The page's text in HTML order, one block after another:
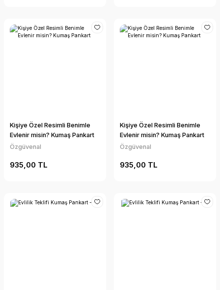
Kişiye Özel Resimli Benimle
Evlenir misin? Kumaş Pankart
Özgüvenal
935,00 TL
Kişiye Özel Resimli Benimle
Evlenir misin? Kumaş Pankart
Özgüvenal
935,00 TL